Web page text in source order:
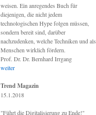
weisen. Ein anregendes Buch für
diejenigen, die nicht jedem
technologischen Hype folgen müssen,
sondern bereit sind, darüber
nachzudenken, welche Techniken und als
Menschen wirklich fördern.
Prof. Dr. Dr. Bernhard Irrgang
weiter
Trend Magazin
15.1.2018
"Führt die Digitalisierung zu Ende!"